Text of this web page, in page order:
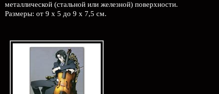
металлической (стальной или железной) поверхности.
Размеры: от 9 х 5 до 9 х 7,5 см.